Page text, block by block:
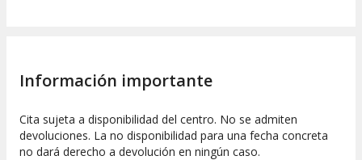
Información importante
Cita sujeta a disponibilidad del centro. No se admiten
devoluciones. La no disponibilidad para una fecha concreta
no dará derecho a devolución en ningún caso.